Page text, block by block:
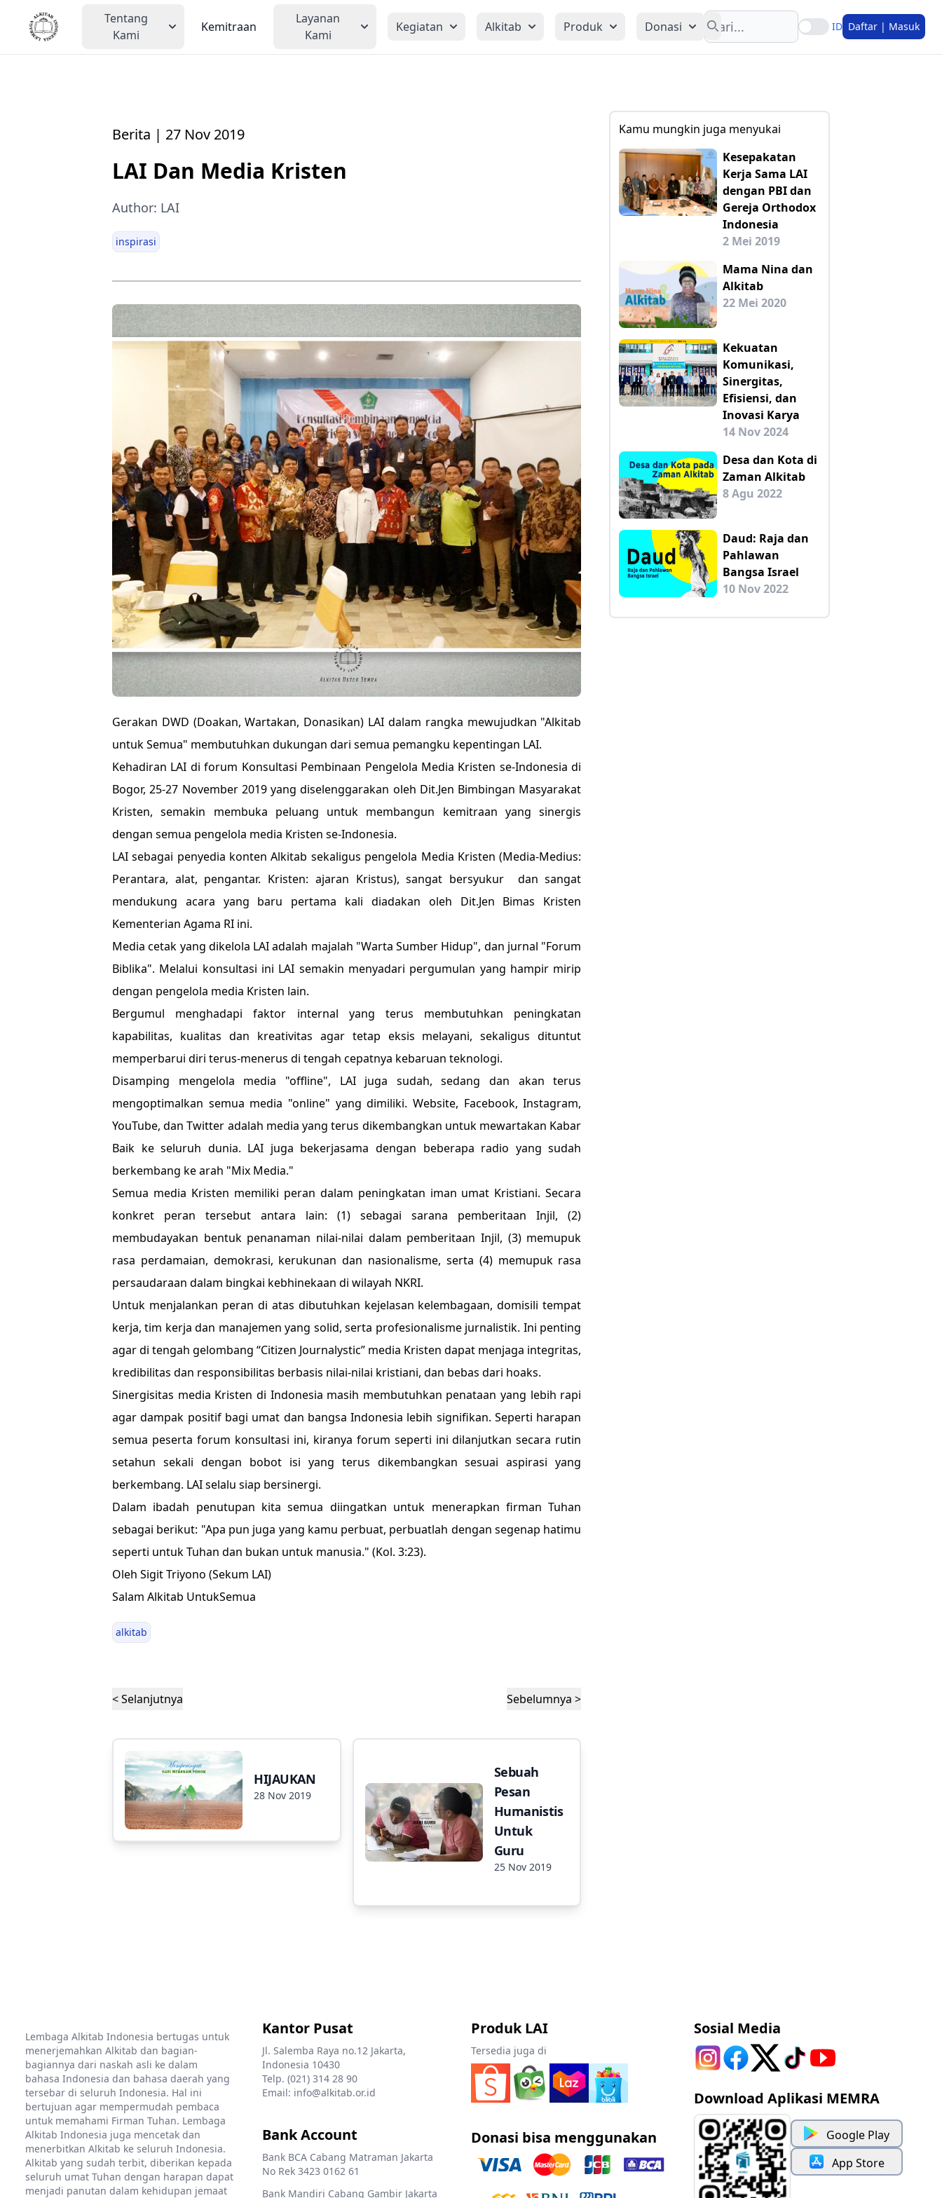
Tentang
Kami
Kemitraan
Layanan
Kami
Kegiatan Alkitab Produk Donasi
Search
ID Daftar | Masuk
Berita | 27 Nov 2019
LAI Dan Media Kristen
Author: LAI
inspirasi
Gerakan DWD (Doakan, Wartakan, Donasikan) LAI dalam rangka mewujudkan "Alkitab
untuk Semua" membutuhkan dukungan dari semua pemangku kepentingan LAI.
Kehadiran LAI di forum Konsultasi Pembinaan Pengelola Media Kristen se-Indonesia di
Bogor, 25-27 November 2019 yang diselenggarakan oleh Dit.Jen Bimbingan Masyarakat
Kristen, semakin membuka peluang untuk membangun kemitraan yang sinergis
dengan semua pengelola media Kristen se-Indonesia.
LAI sebagai penyedia konten Alkitab sekaligus pengelola Media Kristen (Media-Medius:
Perantara, alat, pengantar. Kristen: ajaran Kristus), sangat bersyukur dan sangat
mendukung acara yang baru pertama kali diadakan oleh Dit.Jen Bimas Kristen
Kementerian Agama RI ini.
Media cetak yang dikelola LAI adalah majalah "Warta Sumber Hidup", dan jurnal "Forum
Biblika". Melalui konsultasi ini LAI semakin menyadari pergumulan yang hampir mirip
dengan pengelola media Kristen lain.
Bergumul menghadapi faktor internal yang terus membutuhkan peningkatan
kapabilitas, kualitas dan kreativitas agar tetap eksis melayani, sekaligus dituntut
memperbarui diri terus-menerus di tengah cepatnya kebaruan teknologi.
Disamping mengelola media "offline", LAI juga sudah, sedang dan akan terus
mengoptimalkan semua media "online" yang dimiliki. Website, Facebook, Instagram,
YouTube, dan Twitter adalah media yang terus dikembangkan untuk mewartakan Kabar
Baik ke seluruh dunia. LAI juga bekerjasama dengan beberapa radio yang sudah
berkembang ke arah "Mix Media."
Semua media Kristen memiliki peran dalam peningkatan iman umat Kristiani. Secara
konkret peran tersebut antara lain: (1) sebagai sarana pemberitaan Injil, (2)
membudayakan bentuk penanaman nilai-nilai dalam pemberitaan Injil, (3) memupuk
rasa perdamaian, demokrasi, kerukunan dan nasionalisme, serta (4) memupuk rasa
persaudaraan dalam bingkai kebhinekaan di wilayah NKRI.
Untuk menjalankan peran di atas dibutuhkan kejelasan kelembagaan, domisili tempat
kerja, tim kerja dan manajemen yang solid, serta profesionalisme jurnalistik. Ini penting
agar di tengah gelombang “Citizen Journalystic” media Kristen dapat menjaga integritas,
kredibilitas dan responsibilitas berbasis nilai-nilai kristiani, dan bebas dari hoaks.
Sinergisitas media Kristen di Indonesia masih membutuhkan penataan yang lebih rapi
agar dampak positif bagi umat dan bangsa Indonesia lebih signifikan. Seperti harapan
semua peserta forum konsultasi ini, kiranya forum seperti ini dilanjutkan secara rutin
setahun sekali dengan bobot isi yang terus dikembangkan sesuai aspirasi yang
berkembang. LAI selalu siap bersinergi.
Dalam ibadah penutupan kita semua diingatkan untuk menerapkan firman Tuhan
sebagai berikut: "Apa pun juga yang kamu perbuat, perbuatlah dengan segenap hatimu
seperti untuk Tuhan dan bukan untuk manusia." (Kol. 3:23).
Oleh Sigit Triyono (Sekum LAI)
Salam Alkitab UntukSemua
alkitab
< Selanjutnya Sebelumnya >
HIJAUKAN
28 Nov 2019
Sebuah
Pesan
Humanistis
Untuk
Guru
25 Nov 2019
Kamu mungkin juga menyukai
Kesepakatan
Kerja Sama LAI
dengan PBI dan
Gereja Orthodox
Indonesia
2 Mei 2019
Mama Nina dan
Alkitab
22 Mei 2020
Kekuatan
Komunikasi,
Sinergitas,
Efisiensi, dan
Inovasi Karya
14 Nov 2024
Desa dan Kota di
Zaman Alkitab
8 Agu 2022
Daud: Raja dan
Pahlawan
Bangsa Israel
10 Nov 2022
Lembaga Alkitab Indonesia bertugas untuk
menerjemahkan Alkitab dan bagian-
bagiannya dari naskah asli ke dalam
bahasa Indonesia dan bahasa daerah yang
tersebar di seluruh Indonesia. Hal ini
bertujuan agar mempermudah pembaca
untuk memahami Firman Tuhan. Lembaga
Alkitab Indonesia juga mencetak dan
menerbitkan Alkitab ke seluruh Indonesia.
Alkitab yang sudah terbit, diberikan kepada
seluruh umat Tuhan dengan harapan dapat
menjadi panutan dalam kehidupan jemaat
Kantor Pusat
Jl. Salemba Raya no.12 Jakarta,
Indonesia 10430
Telp. (021) 314 28 90
Email: info@alkitab.or.id
Bank Account
Bank BCA Cabang Matraman Jakarta
No Rek 3423 0162 61
Bank Mandiri Cabang Gambir Jakarta
Produk LAI
Tersedia juga di
Donasi bisa menggunakan
Sosial Media
Download Aplikasi MEMRA
Google Play
App Store